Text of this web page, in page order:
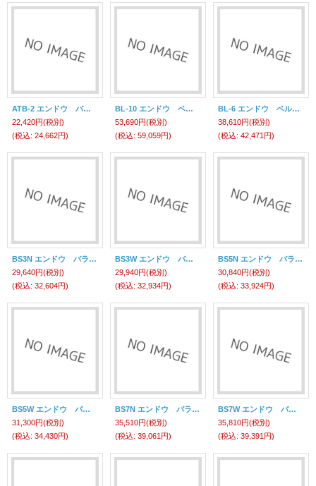
ATB-2 エンドウ バランサー ＡＴＢ－２ （エアツールバランサー） 遠藤工業(ENDO)
22,420円(税別)
(税込: 24,662円)
BL-10 エンドウ ベルトロック 遠藤工業(ENDO)
53,690円(税別)
(税込: 59,059円)
BL-6 エンドウ ベルトロック 遠藤工業(ENDO)
38,610円(税別)
(税込: 42,471円)
BS3N エンドウ バランサー 遠藤工業(ENDO)
29,640円(税別)
(税込: 32,604円)
BS3W エンドウ バランサー 遠藤工業(ENDO)
29,940円(税別)
(税込: 32,934円)
BS5N エンドウ バランサー 遠藤工業(ENDO)
30,840円(税別)
(税込: 33,924円)
BS5W エンドウ バランサー 遠藤工業(ENDO)
31,300円(税別)
(税込: 34,430円)
BS7N エンドウ バランサー 遠藤工業(ENDO)
35,510円(税別)
(税込: 39,061円)
BS7W エンドウ バランサー 遠藤工業(ENDO)
35,810円(税別)
(税込: 39,391円)